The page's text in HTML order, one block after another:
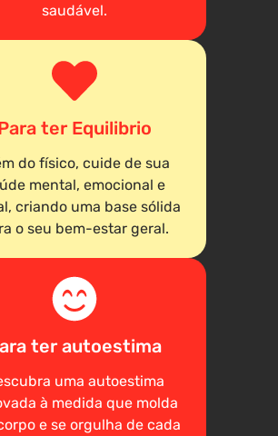
saudável.
ter Equilibrio
do físico, cuide de sua
mental, emocional e
criando uma base sólida
o seu bem-estar geral.
ter autoestima
uma autoestima
à medida que molda
e se orgulha de cada